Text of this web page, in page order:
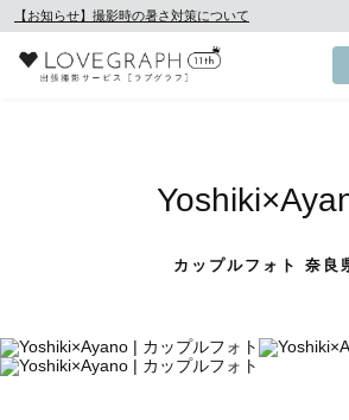
【お知らせ】撮影時の暑さ対策について
カップルフォト 奈良